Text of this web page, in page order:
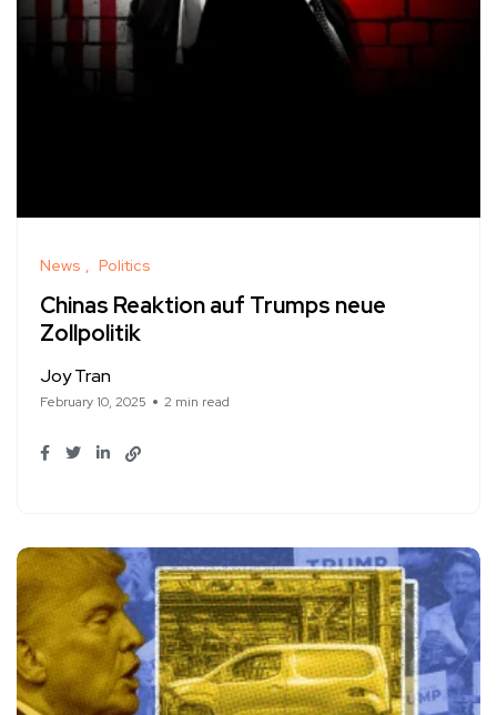
News Politics
Chinas Reaktion auf Trumps neue
Zollpolitik
Joy Tran
February 10, 2025 2 min read